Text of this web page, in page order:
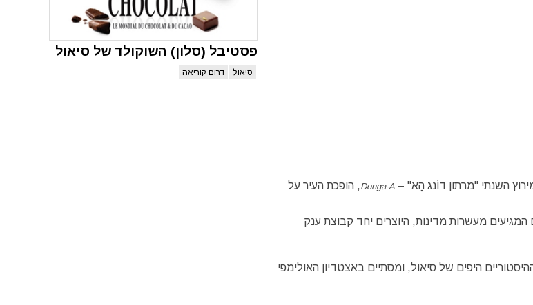
פסטיבל (סלון) השוקולד של סיאול
סיאול דרום קוריאה
השנתי "מרתון דוֹנג הָא" – Donga-A, הופכת העיר על
מעשרות מדינות, היוצרים יחד קבוצת ענק
היפים של סיאול, ומסתיים באצטדיון האולימפי